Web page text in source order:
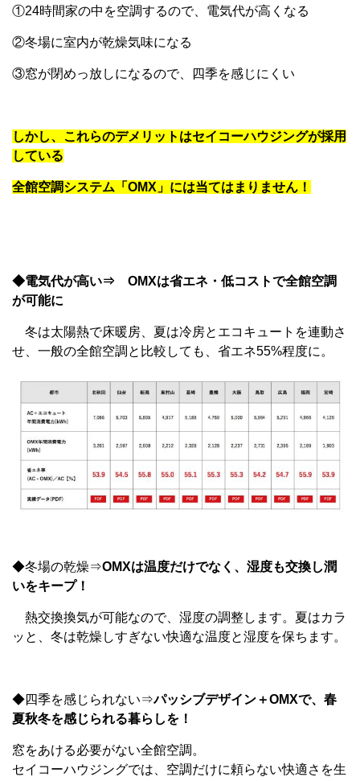
①24時間家の中を空調するので、電気代が高くなる
②冬場に室内が乾燥気味になる
③窓が閉めっ放しになるので、四季を感じにくい
しかし、これらのデメリットはセイコーハウジングが採用
している
全館空調システム「OMX」には当てはまりません！
◆電気代が高い⇒ OMXは省エネ・低コストで全館空調
が可能に
冬は太陽熱で床暖房、夏は冷房とエコキュートを連動さ
せ、一般の全館空調と比較しても、省エネ55%程度に。
◆冬場の乾燥⇒OMXは温度だけでなく、湿度も交換し潤
いをキープ！
熱交換換気が可能なので、湿度の調整します。夏はカラ
ッと、冬は乾燥しすぎない快適な温度と湿度を保ちます。
◆四季を感じられない⇒パッシブデザイン＋OMXで、春
夏秋冬を感じられる暮らしを！
窓をあける必要がない全館空調。
セイコーハウジングでは、空調だけに頼らない快適さを生